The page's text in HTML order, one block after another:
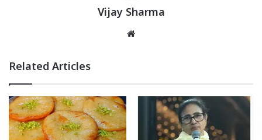
Vijay Sharma
Related Articles